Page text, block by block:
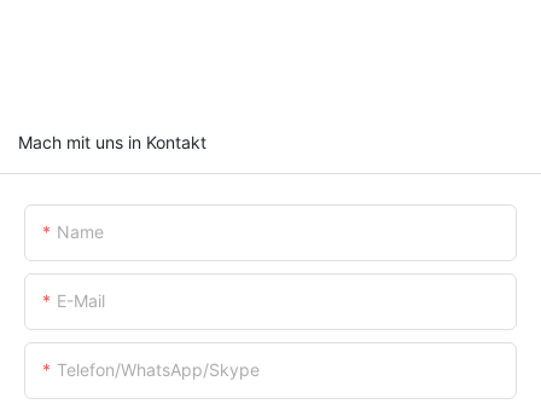
Mach mit uns in Kontakt
Name
E-Mail
Telefon/WhatsApp/Skype